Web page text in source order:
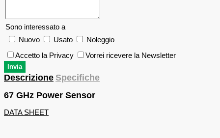
Sono interessato a
Nuovo
Usato
Noleggio
Accetto la Privacy
Vorrei ricevere la Newsletter
Descrizione Specifiche
67 GHz Power Sensor
DATA SHEET